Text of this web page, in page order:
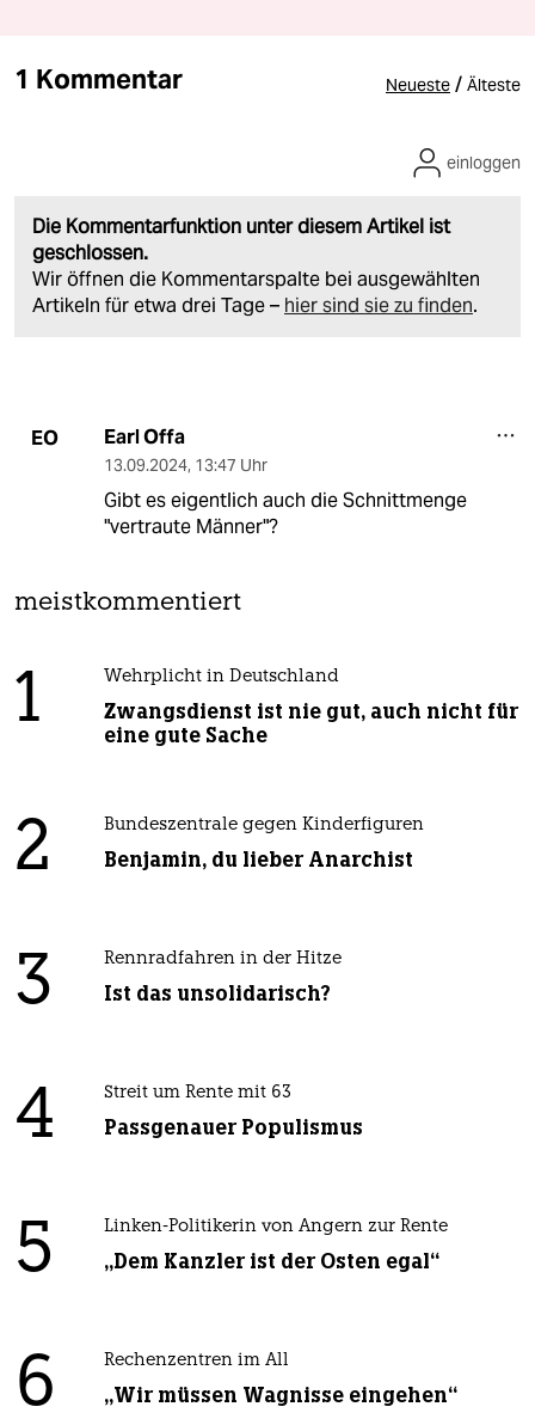
1 Kommentar Neueste / Älteste
Die Kommentarfunktion unter diesem Artikel ist
geschlossen.
Wir öffnen die Kommentarspalte bei ausgewählten
Artikeln für etwa drei Tage – hier sind sie zu finden.
einloggen
EO Earl Offa
13.09.2024, 13:47 Uhr
Gibt es eigentlich auch die Schnittmenge
"vertraute Männer"?
meistkommentiert
1 Wehrplicht in Deutschland
Zwangsdienst ist nie gut, auch nicht für
eine gute Sache
2 Bundeszentrale gegen Kinderfiguren
Benjamin, du lieber Anarchist
3 Rennradfahren in der Hitze
Ist das unsolidarisch?
4 Streit um Rente mit 63
Passgenauer Populismus
5 Linken-Politikerin von Angern zur Rente
„Dem Kanzler ist der Osten egal“
6 Rechenzentren im All
„Wir müssen Wagnisse eingehen“